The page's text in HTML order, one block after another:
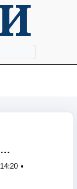
14:20 •